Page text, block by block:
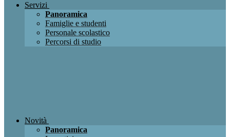
Servizi
Panoramica
Famiglie e studenti
Personale scolastico
Percorsi di studio
Novità
Panoramica